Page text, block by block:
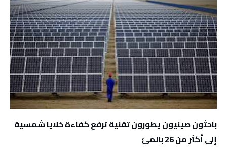
باحثون صينيون يطورون تقنية ترفع كفاءة خلايا شمسية
إلى أكثر من 26 بالمئ